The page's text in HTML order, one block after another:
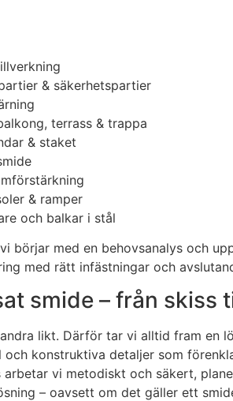
& säkerhetspartier
terrass & trappa
& staket
& ramper
och balkar i stål
börjar med en behovsanalys och
med rätt infästningar och
smide – från skiss
likt. Därför tar vi alltid fram en
konstruktiva detaljer som
vi metodiskt och säkert,
– oavsett om det gäller ett